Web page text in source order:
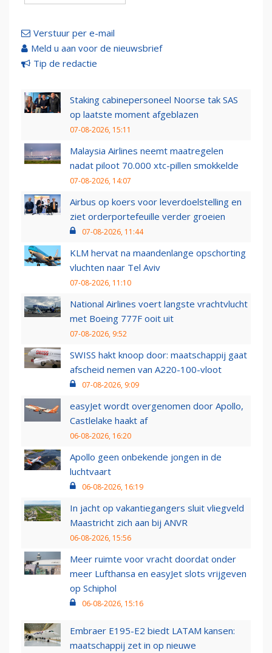
Verstuur per e-mail
Meld u aan voor de nieuwsbrief
Tip de redactie
Staking cabinepersoneel Noorse tak SAS
op laatste moment afgeblazen
07-08-2026, 15:11
Malaysia Airlines neemt maatregelen
nadat piloot 70.000 xtc-pillen smokkelde
07-08-2026, 14:07
Airbus op koers voor leverdoelstelling en
ziet orderportefeuille verder groeien
07-08-2026, 11:44
KLM hervat na maandenlange opschorting
vluchten naar Tel Aviv
07-08-2026, 11:10
National Airlines voert langste vrachtvlucht
met Boeing 777F ooit uit
07-08-2026, 9:52
SWISS hakt knoop door: maatschappij gaat
afscheid nemen van A220-100-vloot
07-08-2026, 9:09
easyJet wordt overgenomen door Apollo,
Castlelake haakt af
06-08-2026, 16:20
Apollo geen onbekende jongen in de
luchtvaart
06-08-2026, 16:19
In jacht op vakantiegangers sluit vliegveld
Maastricht zich aan bij ANVR
06-08-2026, 15:56
Meer ruimte voor vracht doordat onder
meer Lufthansa en easyJet slots vrijgeven
op Schiphol
06-08-2026, 15:16
Embraer E195-E2 biedt LATAM kansen:
maatschappij zet in op nieuwe